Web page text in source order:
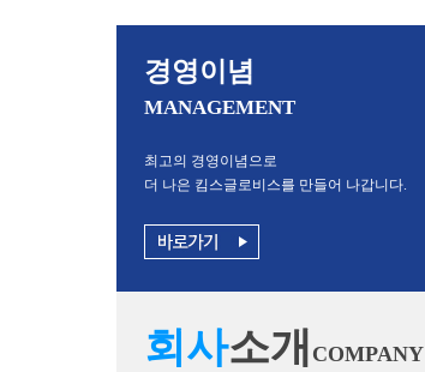
경영이념
MANAGEMENT
최고의 경영이념으로
더 나은 킴스글로비스를 만들어 나갑니다.
회사소개 COMPANY